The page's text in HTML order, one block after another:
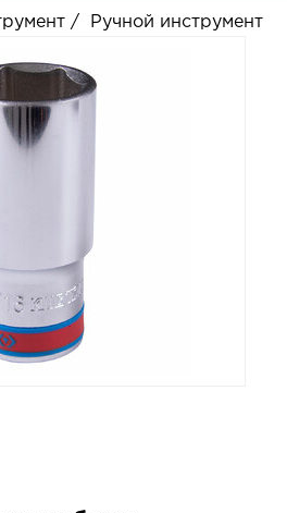
/ Ручной инструмент